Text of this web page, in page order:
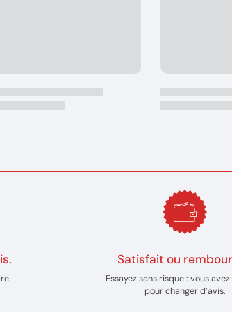
Satisfait ou
Essayez sans risque : vous
pour changer d’avis.